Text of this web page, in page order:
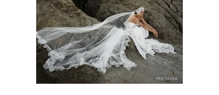
РЕКЛАМА